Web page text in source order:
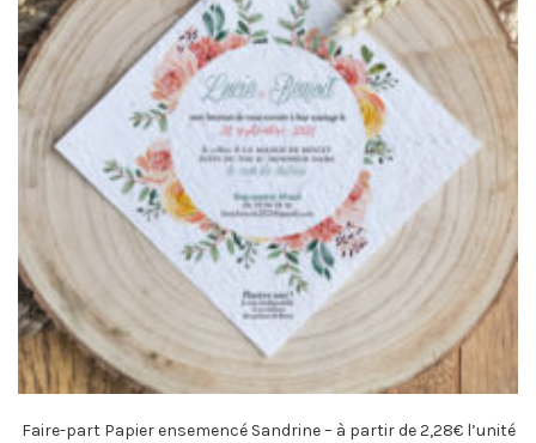
Faire-part Papier ensemencé Sandrine – à partir de 2,28€ l’unité